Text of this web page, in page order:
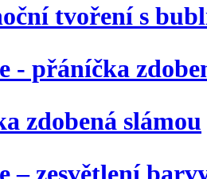
tvoření s
- přáníčka
zdobená slámou